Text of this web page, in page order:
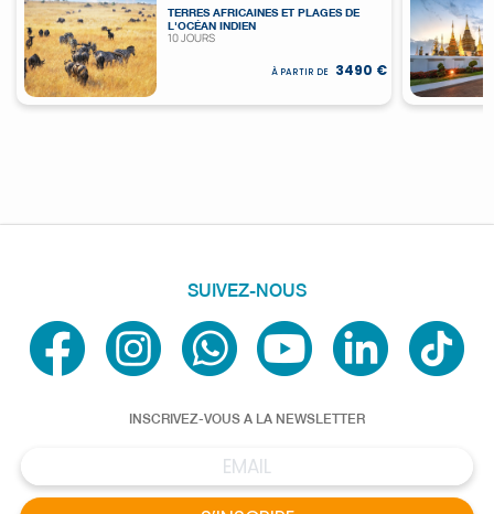
TERRES AFRICAINES ET PLAGES DE
L'OCÉAN INDIEN
10 JOURS
À PARTIR DE 3490 €
SUIVEZ-NOUS
INSCRIVEZ-VOUS A LA NEWSLETTER